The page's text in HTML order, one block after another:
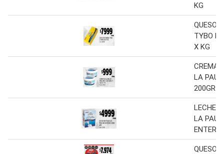
KG
QUESO
TYBO
X KG
CREMA
LA
200GR
LECHE
LA
ENTERA
QUESO